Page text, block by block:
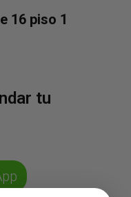
16 piso 1
tu